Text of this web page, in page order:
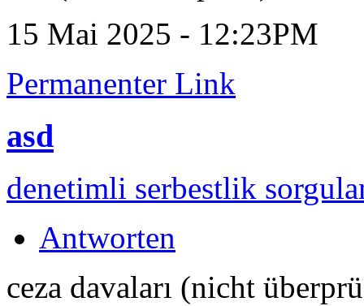
15 Mai 2025 - 12:23PM
Permanenter Link
asd
denetimli serbestlik
Antworten
ceza davaları (nicht